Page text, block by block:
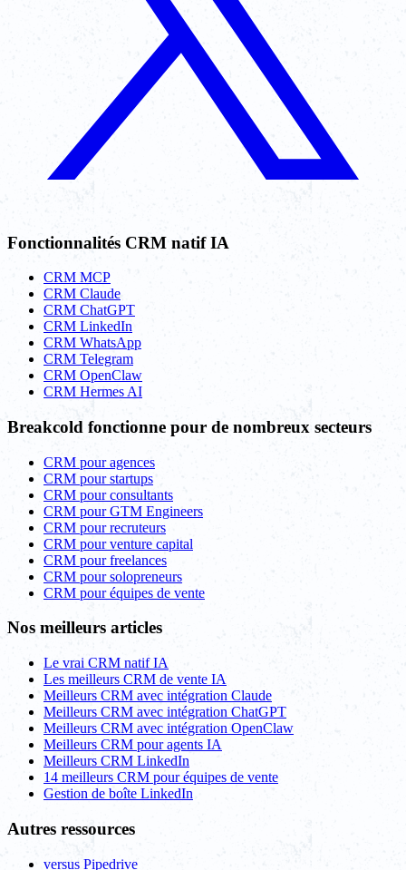
Fonctionnalités CRM natif IA
CRM MCP
CRM Claude
CRM ChatGPT
CRM LinkedIn
CRM WhatsApp
CRM Telegram
CRM OpenClaw
CRM Hermes AI
Breakcold fonctionne pour de nombreux secteurs
CRM pour agences
CRM pour startups
CRM pour consultants
CRM pour GTM Engineers
CRM pour recruteurs
CRM pour venture capital
CRM pour freelances
CRM pour solopreneurs
CRM pour équipes de vente
Nos meilleurs articles
Le vrai CRM natif IA
Les meilleurs CRM de vente IA
Meilleurs CRM avec intégration Claude
Meilleurs CRM avec intégration ChatGPT
Meilleurs CRM avec intégration OpenClaw
Meilleurs CRM pour agents IA
Meilleurs CRM LinkedIn
14 meilleurs CRM pour équipes de vente
Gestion de boîte LinkedIn
Autres ressources
versus Pipedrive